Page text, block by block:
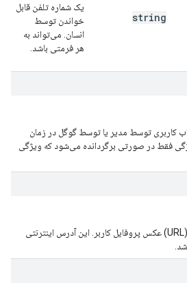
string
یک شماره تلفن قابل
خواندن توسط
انسان. می‌تواند به
هر فرمتی باشد.
کاربری توسط مدیر یا توسط گوگل در زمان
فقط در صورتی برگردانده می‌شود که ویژگی
فقط خروجی. آدرس اینترنتی (URL) عکس پروفایل کاربر. این آدرس اینترنتی